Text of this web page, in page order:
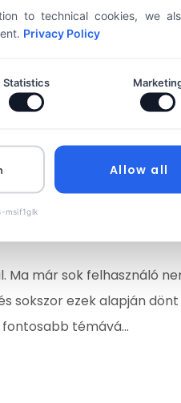
már sok felhasználó
sokszor ezek alapján
témává...
to technical cookies, we
Privacy Policy
Statistics
Allow all
msif1glk